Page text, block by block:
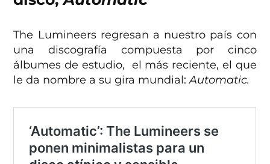
The Lumineers regresan a nuestro país con
una discografía compuesta por cinco
álbumes de estudio, el más reciente, el que
le da nombre a su gira mundial:Automatic.